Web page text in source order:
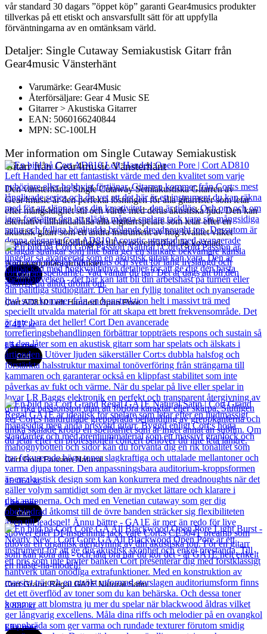
vår standard 30 dagars ”öppet köp” garanti Gear4musics produkter
tillverkas på ett etiskt och ansvarsfullt sätt för att uppfylla
förväntningarna av en omtänksam värld.
Detaljer: Single Cutaway Semiakustisk Gitarr från
Gear4music Vänsterhänt
Varumärke: Gear4Music
Återförsäljare: Gear 4 Music SE
Gitarrer > Akustiska Gitarrer
EAN: 5060166240844
MPN: SC-100LH
Mer information om Single Cutaway Semiakustisk
Gitarr från Gear4music Vänsterhänt
Den vänsterhänta Single Cutaway Semiakustiska Gitarren av
Gear4music är den perfekta lösningen för alla gitarrister som letar
efter mångsidighet stil och värde med deras akustiska ljud. Den kan
alternativt tillhandahålla alla elgitarrspelare som letar efter en
akustisk gitarr som ett andra instrument av hög kvalitet vilket
representerar tillförlitlighet till en oöverträffad låg kostnad.
Andra populära produkter
Cort
Cort AD810 Left Handed Open Pore
2 417kr
Läs mer
Cort
Cort Gold Passion Natural
19 061kr
Läs mer
Cort
Cort Grand Regal GA1E Natural Satin
3 832kr
Läs mer